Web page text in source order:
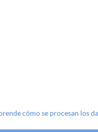
cómo se procesan los